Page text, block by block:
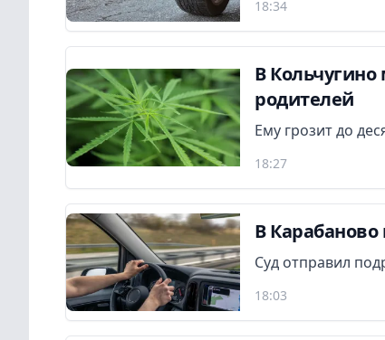
18:34
В
родителей
Ему грозит до
18:27
В Карабаново
Суд отправил
18:03